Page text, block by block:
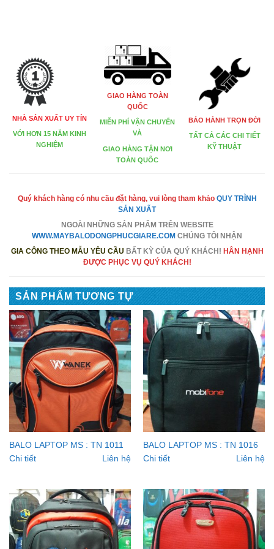
NHÀ SẢN XUẤT UY TÍN
VỚI HƠN 15 NĂM KINH
NGHIỆM
GIAO HÀNG TOÀN
QUỐC
MIỄN PHÍ VẬN CHUYỂN
VÀ
GIAO HÀNG TẬN NƠI
TOÀN QUỐC
BẢO HÀNH TRỌN ĐỜI
TẤT CẢ CÁC CHI TIẾT
KỸ THUẬT
Quý khách hàng có nhu cầu đặt hàng, vui lòng tham khảo QUY TRÌNH
SẢN XUẤT
NGOÀI NHỮNG SẢN PHẨM TRÊN WEBSITE
WWW.MAYBALODONGPHUCGIARE.COM CHÚNG TÔI NHẬN
GIA CÔNG THEO MẪU YÊU CẦU BẤT KỲ CỦA QUÝ KHÁCH! HÂN HẠNH
ĐƯỢC PHỤC VỤ QUÝ KHÁCH!
SẢN PHẨM TƯƠNG TỰ
BALO LAPTOP MS : TN 1011
Chi tiết
Liên hệ
BALO LAPTOP MS : TN 1016
Chi tiết
Liên hệ